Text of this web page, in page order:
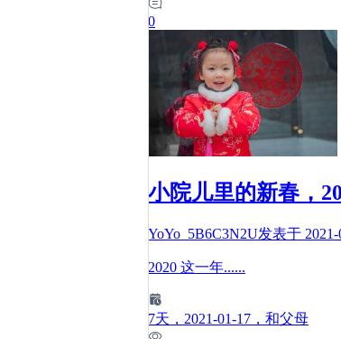
0
小院儿里的新春，
YoYo_5B6C3N2U发表于
2020 这一年......
7天 ，2021-01-17 ，和父母